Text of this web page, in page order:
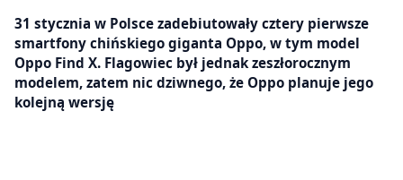
31 stycznia w Polsce zadebiutowały cztery pierwsze
smartfony chińskiego giganta Oppo, w tym model
Oppo Find X. Flagowiec był jednak zeszłorocznym
modelem, zatem nic dziwnego, że Oppo planuje jego
kolejną wersję